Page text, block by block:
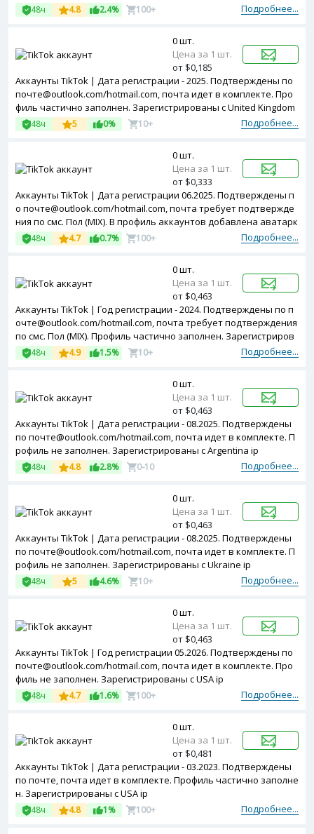
Подробнее...
48ч 4.8 2.4% 100+
Аккаунты TikTok | Дата регистрации - 2025. Подтверждены по
почте@outlook.com/hotmail.com, почта идет в комплекте. Про
филь частично заполнен. Зарегистрированы с United Kingdom
ip
Подробнее...
48ч 5 0% 10+
0 шт.
Цена за 1 шт.
от $0,185
Аккаунты TikTok | Дата регистрации 06.2025. Подтверждены п
о почте@outlook.com/hotmail.com, почта требует подтвержде
ния по смс. Пол (MIX). В профиль аккаунтов добавлена аватарк
а. Зарегистрированы с Vietnam ip
Подробнее...
48ч 4.7 0.7% 100+
0 шт.
Цена за 1 шт.
от $0,333
Аккаунты TikTok | Год регистрации - 2024. Подтверждены по п
очте@outlook.com/hotmail.com, почта требует подтверждения
по смс. Пол (MIX). Профиль частично заполнен. Зарегистриров
аны с Turkey ip
Подробнее...
48ч 4.9 1.5% 10+
0 шт.
Цена за 1 шт.
от $0,463
Аккаунты TikTok | Дата регистрации - 08.2025. Подтверждены
по почте@outlook.com/hotmail.com, почта идет в комплекте. П
рофиль не заполнен. Зарегистрированы с Argentina ip
Подробнее...
48ч 4.8 2.8% 0-10
0 шт.
Цена за 1 шт.
от $0,463
Аккаунты TikTok | Дата регистрации - 08.2025. Подтверждены
по почте@outlook.com/hotmail.com, почта идет в комплекте. П
рофиль не заполнен. Зарегистрированы с Ukraine ip
Подробнее...
48ч 5 4.6% 10+
0 шт.
Цена за 1 шт.
от $0,463
Аккаунты TikTok | Год регистрации 05.2026. Подтверждены по
почте@outlook.com/hotmail.com, почта идет в комплекте. Про
филь не заполнен. Зарегистрированы с USA ip
Подробнее...
48ч 4.7 1.6% 100+
0 шт.
Цена за 1 шт.
от $0,463
Аккаунты TikTok | Дата регистрации - 03.2023. Подтверждены
по почте, почта идет в комплекте. Профиль частично заполне
н. Зарегистрированы с USA ip
Подробнее...
48ч 4.8 1% 100+
0 шт.
Цена за 1 шт.
от $0,481